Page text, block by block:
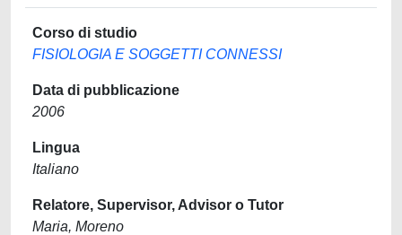
Corso di studio
FISIOLOGIA E SOGGETTI CONNESSI
Data di pubblicazione
2006
Lingua
Italiano
Relatore, Supervisor, Advisor o Tutor
Maria, Moreno